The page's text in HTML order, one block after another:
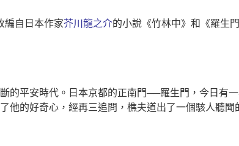
編自日本作家芥川龍之介的小說《竹林中》和《羅生
的平安時代。日本京都的正南門──羅生門，今日有
他的好奇心，經再三追問，樵夫道出了一個駭人聽聞